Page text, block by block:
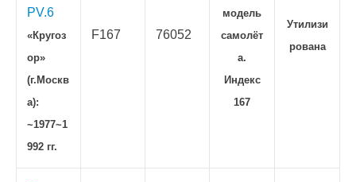
PV.6
«Кругоз
ор»
(г.Москв
а):
~1977~1
992 гг.
F167 76052
модель
самолёт
а.
Индекс
167
Утилизи
рована